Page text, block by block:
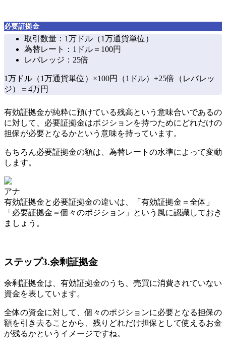
必要証拠金
取引数量：1万ドル（1万通貨単位）
為替レート：1ドル＝100円
レバレッジ：25倍
1万ドル（1万通貨単位）×100円（1ドル）÷25倍（レバレッ
ジ）＝4万円
有効証拠金が純粋に預けている残高という意味合いであるの
に対して、必要証拠金はポジションを持つためにどれだけの
担保が必要となるかという意味を持っています。
もちろん必要証拠金の額は、為替レートの水準によって変動
します。
アナ
有効証拠金と必要証拠金の違いは、
「有効証拠金＝全体」
「必要証拠金＝個々のポジション」
という風に認識しておき
ましょう。
ステップ3.余剰証拠金
余剰証拠金は、有効証拠金のうち、売買に消費されていない
資金を表しています。
全体の資金に対して、個々のポジションに必要となる担保の
額を引き去ることから、 残りどれだけ担保として使えるお金
が残るかというイメージですね。